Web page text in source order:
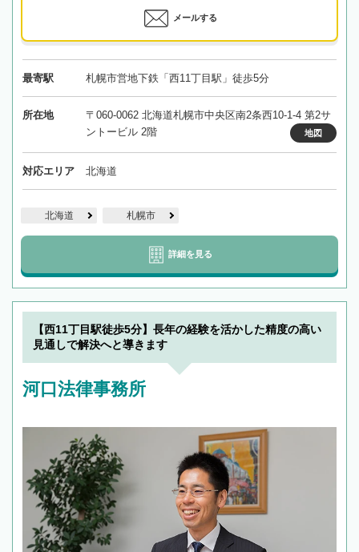
メールする
最寄駅 札幌市営地下鉄「西11丁目駅」徒歩5分
所在地
〒060-0062 北海道札幌市中央区南2条西10-1-4 第2サ
ントービル 2階
地図
対応エリア 北海道
北海道 札幌市
詳細を見る
【西11丁目駅徒歩5分】長年の経験を活かした精度の高い
見通しで解決へと導きます
河口法律事務所